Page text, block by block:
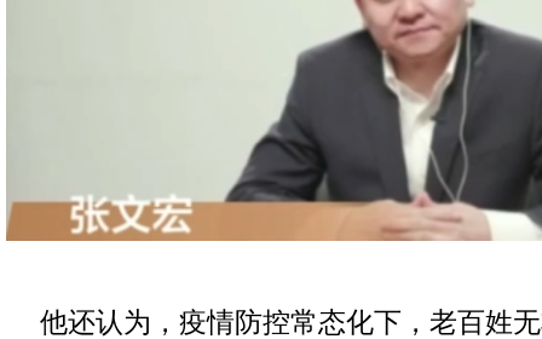
他还认为，疫情防控常态化下，老百姓